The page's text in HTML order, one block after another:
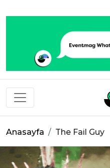
Eventmag
Anasayfa The Fail Guy